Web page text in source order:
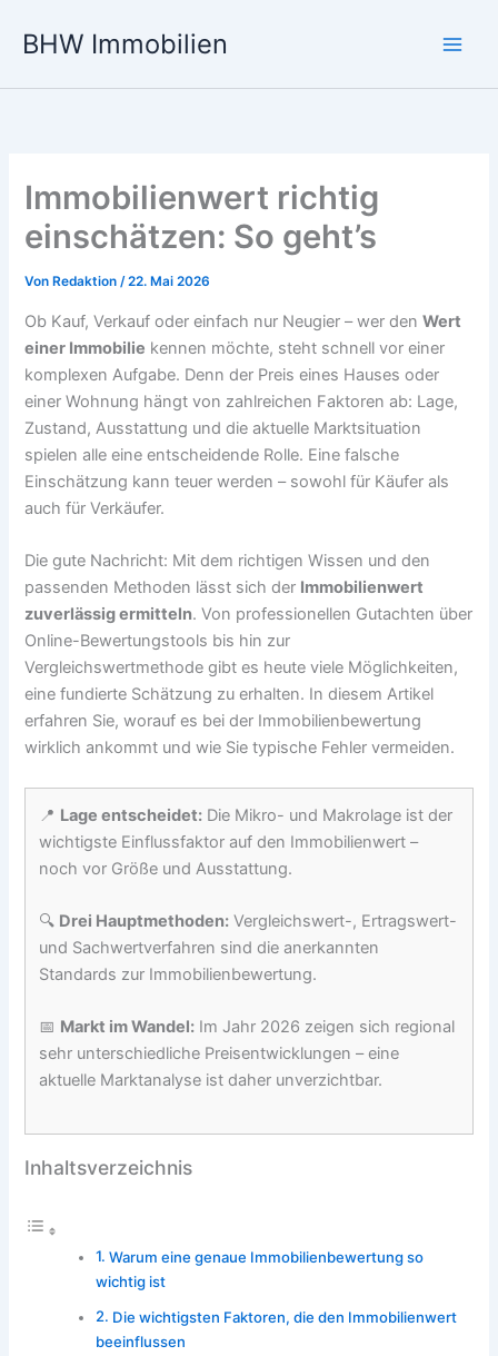
InhaltBHW Immobilien
Immobilienwert richtig
einschätzen: So geht’s
Von Redaktion/22. Mai 2026
Ob Kauf, Verkauf oder einfach nur Neugier – wer denWert
einer Immobilie kennen möchte, steht schnell vor einer
komplexen Aufgabe. Denn der Preis eines Hauses oder
einer Wohnung hängt von zahlreichen Faktoren ab: Lage,
Zustand, Ausstattung und die aktuelle Marktsituation
spielen alle eine entscheidende Rolle. Eine falsche
Einschätzung kann teuer werden – sowohl für Käufer als
auch für Verkäufer.
Die gute Nachricht: Mit dem richtigen Wissen und den
passenden Methoden lässt sich der Immobilienwert
zuverlässig ermitteln. Von professionellen Gutachten über
Online-Bewertungstools bis hin zur
Vergleichswertmethode gibt es heute viele Möglichkeiten,
eine fundierte Schätzung zu erhalten. In diesem Artikel
erfahren Sie, worauf es bei der Immobilienbewertung
wirklich ankommt und wie Sie typische Fehler vermeiden.
📍 Lage entscheidet: Die Mikro- und Makrolage ist der
wichtigste Einflussfaktor auf den Immobilienwert –
noch vor Größe und Ausstattung.
🔍 Drei Hauptmethoden: Vergleichswert-, Ertragswert-
und Sachwertverfahren sind die anerkannten
Standards zur Immobilienbewertung.
📅 Markt im Wandel: Im Jahr 2026 zeigen sich regional
sehr unterschiedliche Preisentwicklungen – eine
aktuelle Marktanalyse ist daher unverzichtbar.
Inhaltsverzeichnis
Warum eine genaue Immobilienbewertung so
wichtig ist
Die wichtigsten Faktoren, die den Immobilienwert
beeinflussen